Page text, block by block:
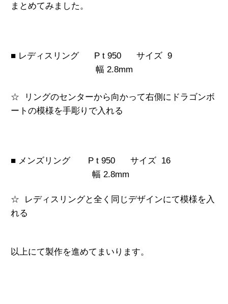
まとめてみました。
■ レディスリング P t 950
サイズ 9
幅 2.8mm
☆ リングのセンターから向かって右側にドラゴンボ
ートの模様を手彫りで入れる
■ メンズリング P t 950
サイズ 16
幅 2.8mm
☆ レディスリングと全く同じデザインにて模様を入
れる
以上にて製作を進めてまいります。